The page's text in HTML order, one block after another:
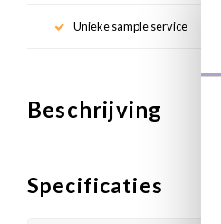
Unieke sample service
Beschrijving
Specificaties